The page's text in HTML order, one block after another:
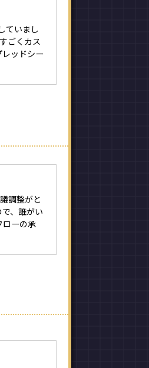
ていまし
ごくカス
ッドシー
調整がと
、誰がい
ローの承